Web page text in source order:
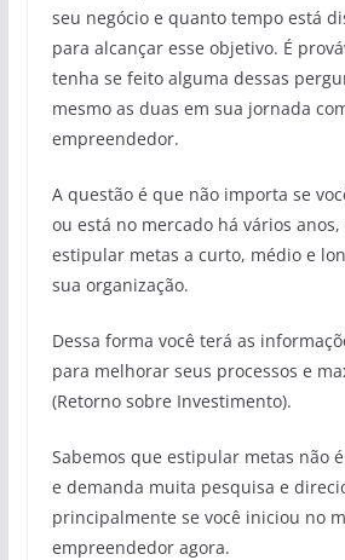
seu negócio e quanto tempo está
para alcançar esse objetivo. É
tenha se feito alguma dessas
mesmo as duas em sua jornada
empreendedor.
A questão é que não importa se
ou está no mercado há vários
estipular metas a curto, médio e
sua organização.
Dessa forma você terá as
para melhorar seus processos e
(Retorno sobre Investimento).
Sabemos que estipular metas não
e demanda muita pesquisa e
principalmente se você iniciou no
empreendedor agora.